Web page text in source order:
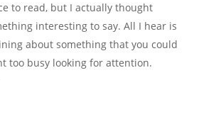
to read, but I actually thought
interesting to say. All I hear is
about something that you could
too busy looking for attention.